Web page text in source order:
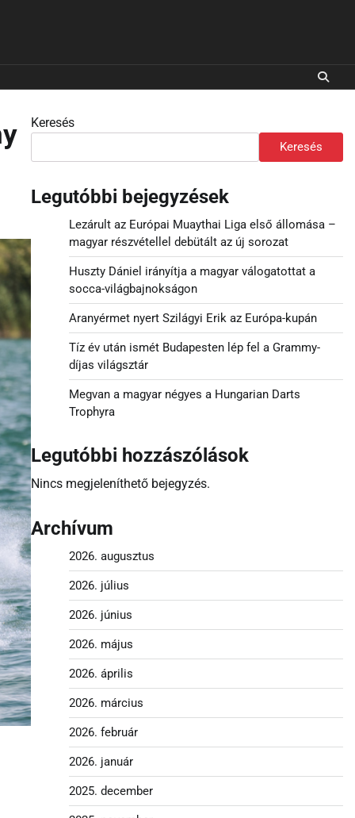
Keresés
Keresés
Legutóbbi bejegyzések
Lezárult az Európai Muaythai Liga első állomása –
magyar részvétellel debütált az új sorozat
Huszty Dániel irányítja a magyar válogatottat a
socca-világbajnokságon
Aranyérmet nyert Szilágyi Erik az Európa-kupán
Tíz év után ismét Budapesten lép fel a Grammy-
díjas világsztár
Megvan a magyar négyes a Hungarian Darts
Trophyra
Legutóbbi hozzászólások
Nincs megjeleníthető bejegyzés.
Archívum
2026. augusztus
2026. július
2026. június
2026. május
2026. április
2026. március
2026. február
2026. január
2025. december